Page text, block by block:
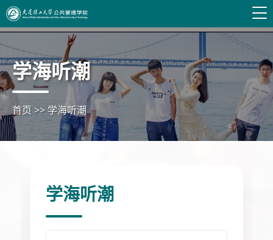
学海听潮
首页 >> 学海听潮
学海听潮